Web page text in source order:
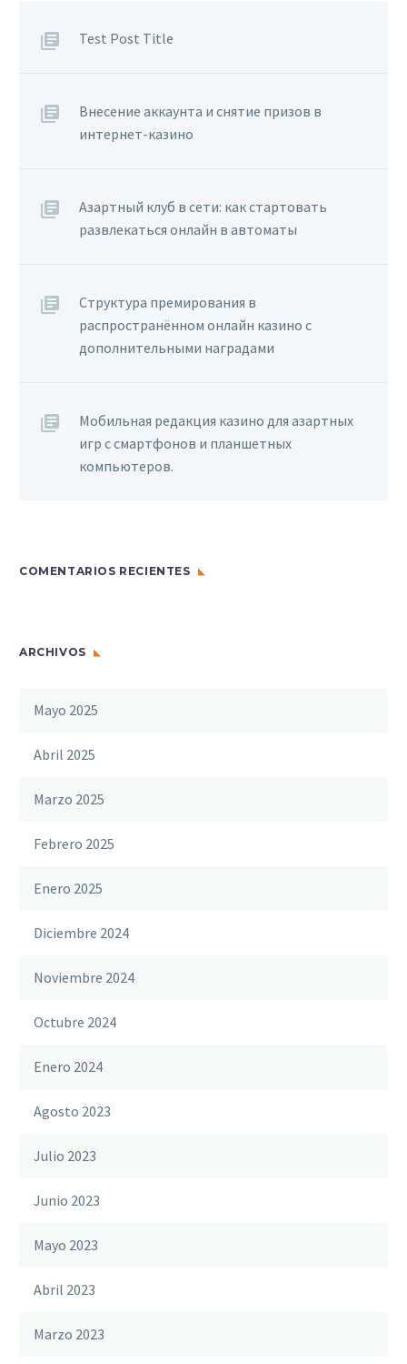
Test Post Title
Внесение аккаунта и снятие призов в
интернет-казино
Азартный клуб в сети: как стартовать
развлекаться онлайн в автоматы
Структура премирования в
распространённом онлайн казино с
дополнительными наградами
Мобильная редакция казино для азартных
игр с смартфонов и планшетных
компьютеров.
COMENTARIOS RECIENTES
ARCHIVOS
Mayo 2025
Abril 2025
Marzo 2025
Febrero 2025
Enero 2025
Diciembre 2024
Noviembre 2024
Octubre 2024
Enero 2024
Agosto 2023
Julio 2023
Junio 2023
Mayo 2023
Abril 2023
Marzo 2023